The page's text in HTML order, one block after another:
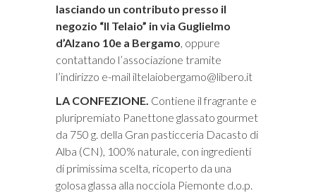
lasciando un contributo presso il
negozio “Il Telaio” in via Guglielmo
d’Alzano 10e a Bergamo, oppure
contattando l’associazione tramite
l’indirizzo e-mail iltelaiobergamo@libero.it
LA CONFEZIONE. Contiene il fragrante e
pluripremiato Panettone glassato gourmet
da 750 g. della Gran pasticceria Dacasto di
Alba (CN), 100% naturale, con ingredienti
di primissima scelta, ricoperto da una
golosa glassa alla nocciola Piemonte d.o.p.